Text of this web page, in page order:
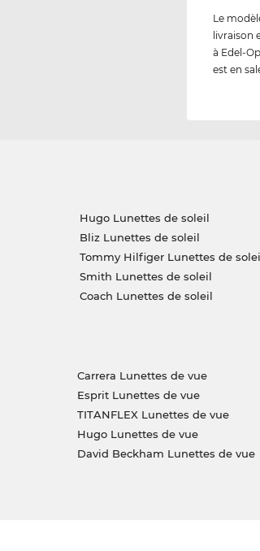
Le
livraison
à Edel-
est en
Hugo Lunettes de soleil
Bliz Lunettes de soleil
Tommy Hilfiger Lunettes de
Smith Lunettes de soleil
Coach Lunettes de soleil
Carrera Lunettes de vue
Esprit Lunettes de vue
TITANFLEX Lunettes de vue
Hugo Lunettes de vue
David Beckham Lunettes de vue